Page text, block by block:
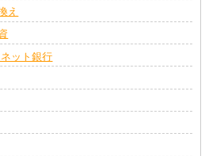
え
ット銀行